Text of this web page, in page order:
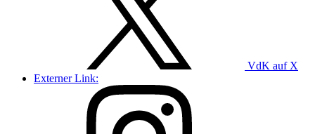
VdK auf X
Externer Link: